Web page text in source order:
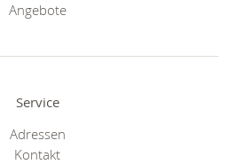
Angebote
Service
Adressen
Kontakt